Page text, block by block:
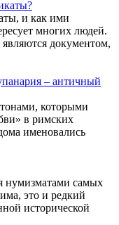
и как ими
многих людей.
документом,
которыми
в римских
именовались
нумизматами самых
это и редкий
исторической